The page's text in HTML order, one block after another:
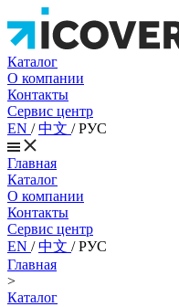
Каталог
О компании
Контакты
Сервис центр
EN /中文 /РУС
Главная
Каталог
О компании
Контакты
Сервис центр
EN /中文 /РУС
Главная
>
Каталог